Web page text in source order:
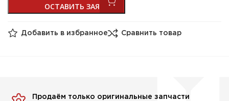
Добавить в избранное Сравнить товар
Продаём только оригинальные запчасти